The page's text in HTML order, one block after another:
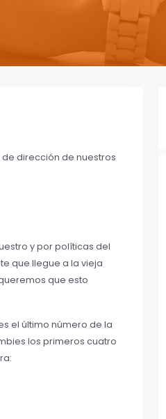
dirección de nuestros
y por políticas del
que llegue a la vieja
que esto
el último número de la
los primeros cuatro